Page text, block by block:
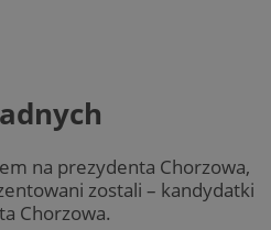
na prezydenta Chorzowa,
zostali – kandydatki
Chorzowa.